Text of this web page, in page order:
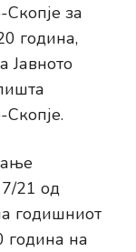
за
година,
Јавното
21 од
годишниот
година на